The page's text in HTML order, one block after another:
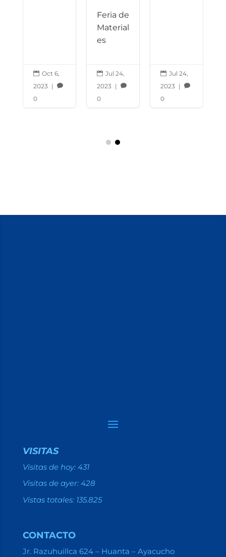
 Oct 6,
2023 | 
0
Feria de
Material
es
 Jul 24,
2023 | 
0
 Jul 24,
2023 | 
0
VISITAS
Visitas de hoy: 431
Visitas de ayer: 428
Vistas totales: 135.825
CONTACTO
Jr. Razuhuillca 624 – Huanta – Ayacucho